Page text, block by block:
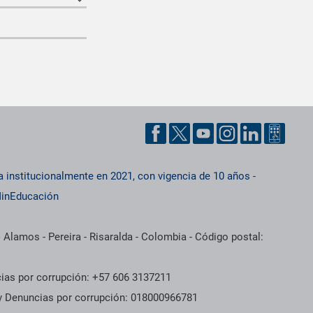
institucionalmente en 2021, con vigencia de 10 años -
Alamos - Pereira - Risaralda - Colombia - Código postal:
por corrupción: +57 606 3137211
por corrupción: 018000966781